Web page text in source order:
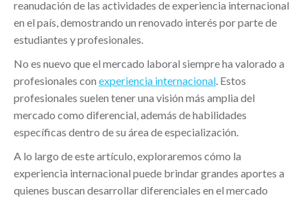
reanudación de las actividades de experiencia internacional
en el país, demostrando un renovado interés por parte de
estudiantes y profesionales.
No es nuevo que el mercado laboral siempre ha valorado a
profesionales con experiencia internacional. Estos
profesionales suelen tener una visión más amplia del
mercado como diferencial, además de habilidades
específicas dentro de su área de especialización.
A lo largo de este artículo, exploraremos cómo la
experiencia internacional puede brindar grandes aportes a
quienes buscan desarrollar diferenciales en el mercado